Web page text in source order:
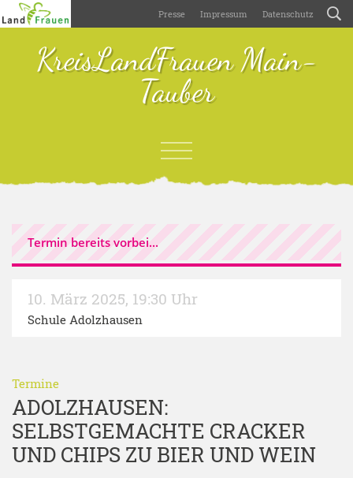
Presse Impressum Datenschutz
KreisLandFrauen Main-
Tauber
Termin bereits vorbei...
10. März 2025, 19:30 Uhr
Schule Adolzhausen
Termine
ADOLZHAUSEN:
SELBSTGEMACHTE CRACKER
UND CHIPS ZU BIER UND WEIN